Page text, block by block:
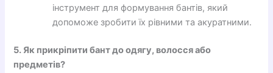
інструмент для формування бантів, який
допоможе зробити їх рівними та акуратними.
5. Як прикріпити бант до одягу, волосся або
предметів?